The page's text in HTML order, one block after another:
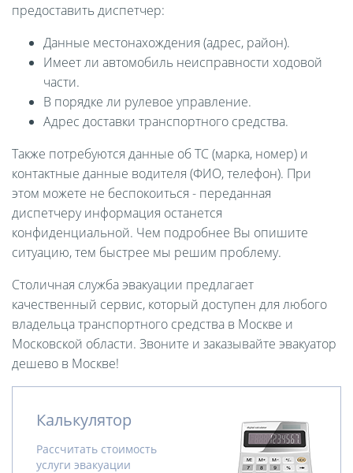
предоставить диспетчер:
Данные местонахождения (адрес, район).
Имеет ли автомобиль неисправности ходовой
части.
В порядке ли рулевое управление.
Адрес доставки транспортного средства.
Также потребуются данные об ТС (марка, номер) и
контактные данные водителя (ФИО, телефон). При
этом можете не беспокоиться - переданная
диспетчеру информация останется
конфиденциальной. Чем подробнее Вы опишите
ситуацию, тем быстрее мы решим проблему.
Столичная служба эвакуации предлагает
качественный сервис, который доступен для любого
владельца транспортного средства в Москве и
Московской области. Звоните и заказывайте эвакуатор
дешево в Москве!
Калькулятор
Рассчитать стоимость
услуги эвакуации